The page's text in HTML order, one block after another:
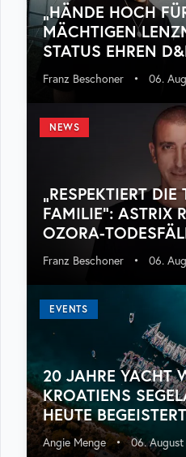
„HÄNDE HOCH
MÄCHTIGEN
STATUS EHREN
Franz Beschoner • 06.
NEWS
„RESPEKTIERT DIE
FAMILIE“: ASTRIX
OZORA-
Franz Beschoner • 06.
EVENTS
20 JAHRE YACHT
KROATIENS
HEUTE BEGEISTERT
Angie Menge • 06. August